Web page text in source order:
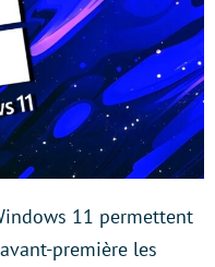
11 permettent
première les